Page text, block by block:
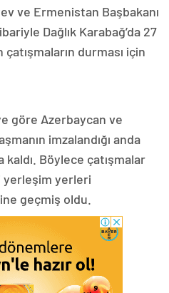
ve Ermenistan Başbakanı
Dağlık Karabağ’da 27
durması için
göre Azerbaycan ve
imzalandığı anda
Böylece çatışmalar
yerleşim yerleri
geçmiş oldu.